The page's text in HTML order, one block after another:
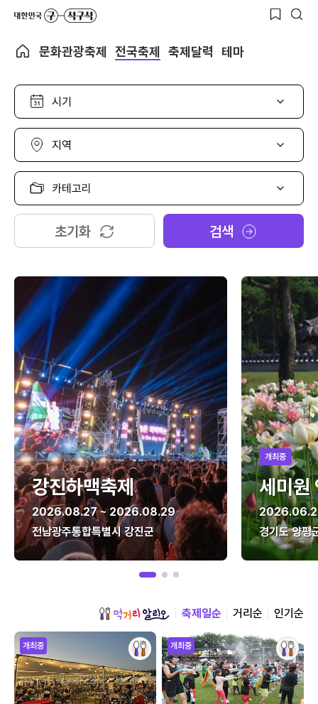
문화관광축제 전국축제 축제달력 테마
시
선
택
지
선
택
카
고
리
택
초기화 검색
강진하맥축제
2026.08.27 ~ 2026.08.29
전남광주통합특별시 강진군
개최중
세미원
경기도 양평
축제일순 거리순 인기순
개최중 개최중